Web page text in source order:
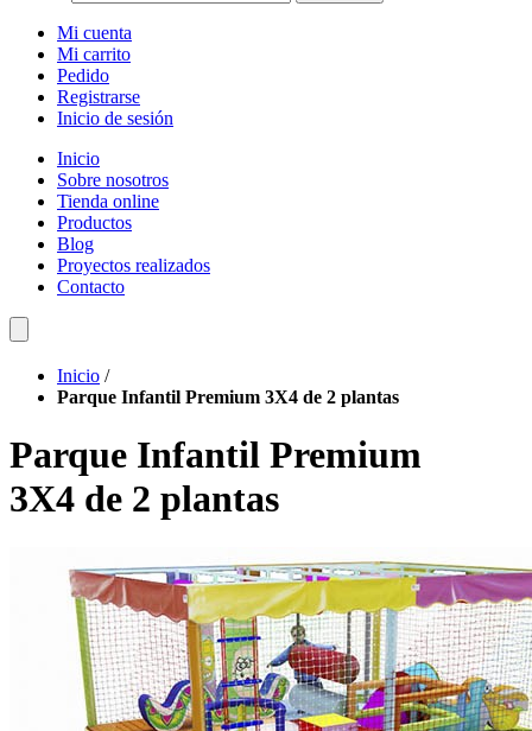
Mi cuenta
Mi carrito
Pedido
Registrarse
Inicio de sesión
Inicio
Sobre nosotros
Tienda online
Productos
Blog
Proyectos realizados
Contacto
Inicio /
Parque Infantil Premium 3X4 de 2 plantas
Parque Infantil Premium
3X4 de 2 plantas